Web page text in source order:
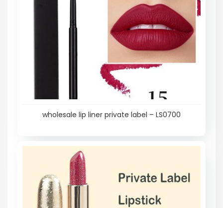
wholesale lip liner private label – LS0700